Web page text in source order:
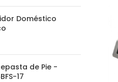
Doméstico
de Pie -
17